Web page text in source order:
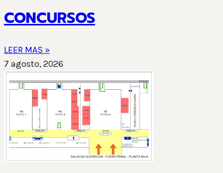
CONCURSOS
LEER MAS »
7 agosto, 2026